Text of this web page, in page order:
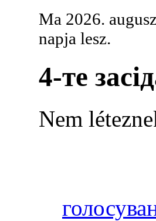
Ma 2026.
napja lesz.
4-те
Nem